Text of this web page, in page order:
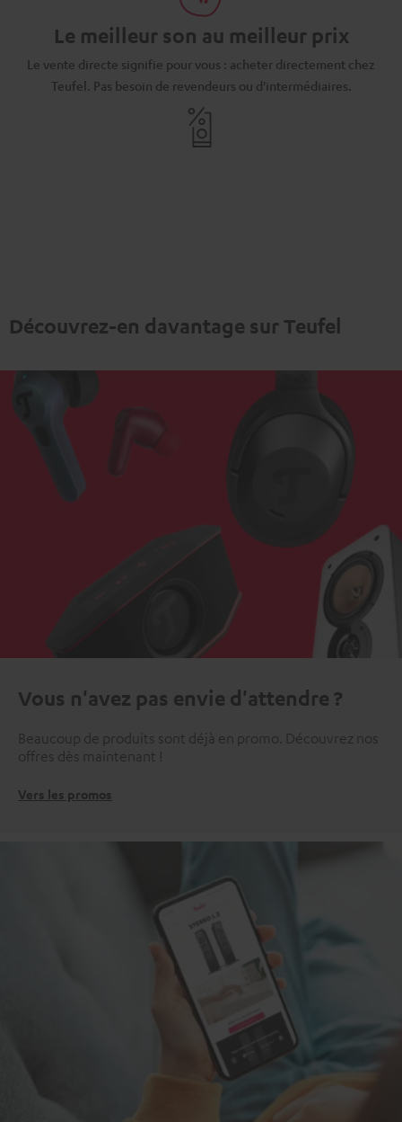
Le meilleur son au meilleur prix
Le vente directe signifie pour vous : acheter directement chez
Teufel. Pas besoin de revendeurs ou d'intermédiaires.
Découvrez-en davantage sur Teufel
Vous n'avez pas envie d'attendre ?
Beaucoup de produits sont déjà en promo. Découvrez nos
offres dès maintenant !
Vers les promos